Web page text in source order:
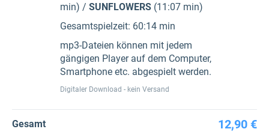
min) / SUNFLOWERS (11:07 min)
Gesamtspielzeit: 60:14 min
mp3-Dateien können mit jedem
gängigen Player auf dem Computer,
Smartphone etc. abgespielt werden.
Digitaler Download - kein Versand
Gesamt 12,90 €